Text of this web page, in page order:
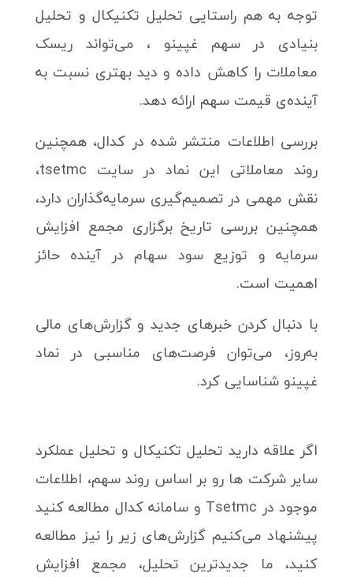
توجه به هم راستایی تحلیل تکنیکال و تحلیل
بنیادی در سهم غپینو ، می‌تواند ریسک
معاملات را کاهش داده و دید بهتری نسبت به
آینده‌ی قیمت سهم ارائه دهد.
بررسی اطلاعات منتشر شده در کدال، همچنین
روند معاملاتی این نماد در سایت tsetmc،
نقش مهمی در تصمیم‌گیری سرمایه‌گذاران دارد،
همچنین بررسی تاریخ برگزاری مجمع افزایش
سرمایه و توزیع سود سهام در آینده حائز
اهمیت است.
با دنبال کردن خبرهای جدید و گزارش‌های مالی
به‌روز، می‌توان فرصت‌های مناسبی در نماد
غپینو شناسایی کرد.
اگر علاقه دارید تحلیل تکنیکال و تحلیل عملکرد
سایر شرکت ها رو بر اساس روند سهم، اطلاعات
موجود در Tsetmc و سامانه کدال مطالعه کنید
پیشنهاد می‌کنیم گزارش‌های زیر را نیز مطالعه
کنید، ما جدیدترین تحلیل، مجمع افزایش